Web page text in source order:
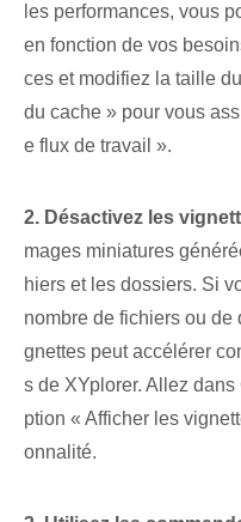
les performances, vous
en fonction de vos
ces et modifiez la taille
du cache » pour vous
e flux de travail ».
2. Désactivez les
mages miniatures
hiers et les dossiers. Si
nombre de fichiers ou
gnettes peut accélérer
s de XYplorer. Allez
ption « Afficher les
onnalité.